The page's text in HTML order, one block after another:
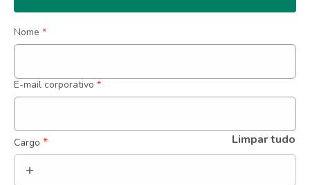
Nome *
E-mail corporativo *
Cargo * Limpar tudo